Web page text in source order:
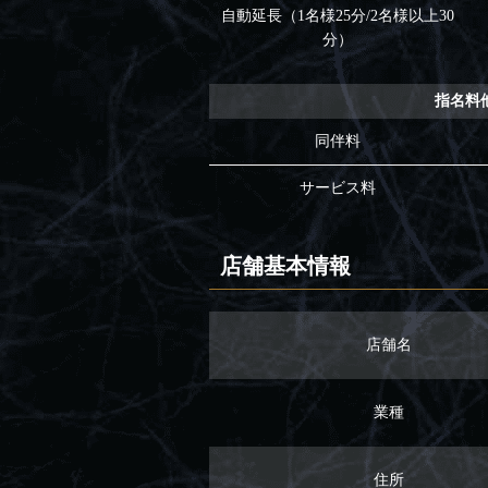
自動延長（1名様25分/2名様以上30
分）
指名料
同伴料
サービス料
店舗基本情報
店舗名
業種
住所